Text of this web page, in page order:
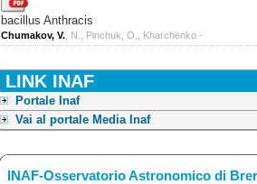
bacillus Anthracis
Chumakov, V. , N., Pinchuk, O., Kharchenko -
LINK INAF
Portale Inaf
Vai al portale Media Inaf
INAF-Osservatorio Astronomico di